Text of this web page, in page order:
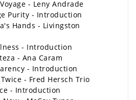
- Leny Andrade
Purity - Introduction
Hands - Livingston
- Introduction
- Ana Caram
- Introduction
- Fred Hersch Trio
- Introduction